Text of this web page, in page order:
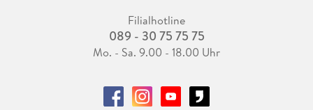
Filialhotline
089 - 30 75 75 75
Mo. - Sa. 9.00 - 18.00 Uhr